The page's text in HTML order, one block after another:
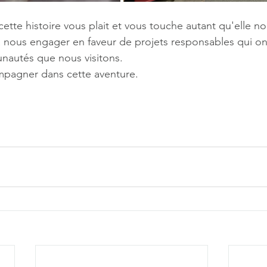
histoire vous plait et vous touche autant qu'elle
engager en faveur de projets responsables qui
que nous visitons.
dans cette aventure.